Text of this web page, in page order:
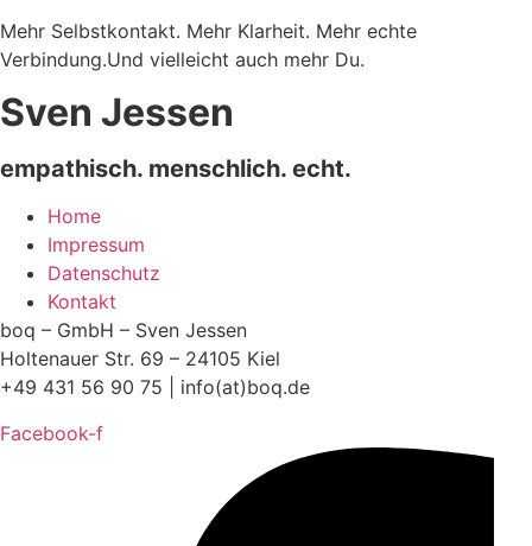
Mehr Selbstkontakt. Mehr Klarheit. Mehr echte
Verbindung.Und vielleicht auch mehr Du.
Sven Jessen
empathisch. menschlich. echt.
Home
Impressum
Datenschutz
Kontakt
boq – GmbH – Sven Jessen
Holtenauer Str. 69 – 24105 Kiel
+49 431 56 90 75 | info(at)boq.de
Facebook-f